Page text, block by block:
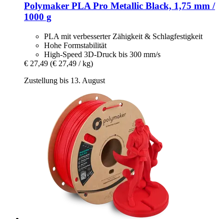
Polymaker PLA Pro Metallic Black, 1,75 mm /
1000 g
PLA mit verbesserter Zähigkeit & Schlagfestigkeit
Hohe Formstabilität
High-Speed 3D-Druck bis 300 mm/s
€ 27,49 (€ 27,49 / kg)
Zustellung bis 13. August